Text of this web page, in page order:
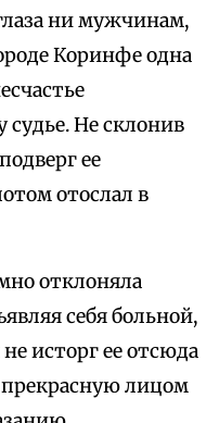
ни мужчинам,
Коринфе одна
судье. Не склонив
ее
отослал в
отклоняла
себя больной,
исторг ее отсюда
прекрасную лицом